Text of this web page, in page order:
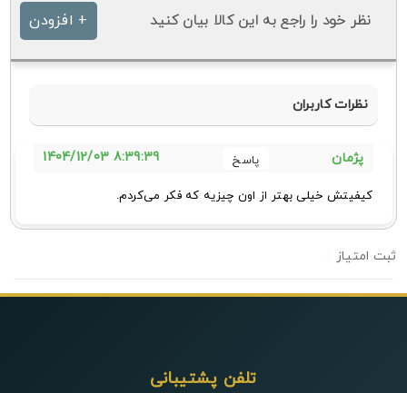
نظر خود را راجع به این کالا بیان کنید + افزودن
نظرات کاربران
پژمان 8:39:39 1404/12/03
کیفیتش خیلی بهتر از اون چیزیه که فکر می‌کردم.
تلفن پشتیبانی